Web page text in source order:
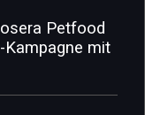
Petfood
Kampagne mit